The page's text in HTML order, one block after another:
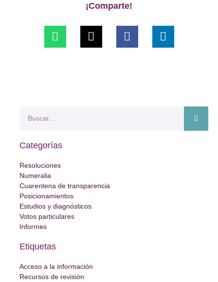
¡Comparte!
Categorías
Resoluciones
Numeralia
Cuarentena de transparencia
Posicionamientos
Estudios y diagnósticos
Votos particulares
Informes
Etiquetas
Acceso a la información
Recursos de revisión